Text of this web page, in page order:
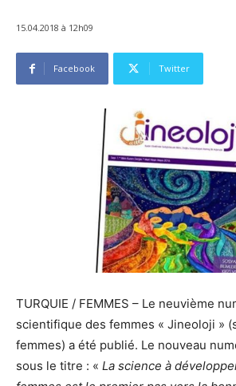
15.04.2018 à 12h09
Facebook Twitter
TURQUIE / FEMMES – Le neuvième
scientifique des femmes « Jineoloji »
femmes) a été publié. Le nouveau
sous le titre : « La science à